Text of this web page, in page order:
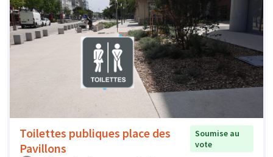
Toilettes publiques place des
Pavillons
Soumise au
vote